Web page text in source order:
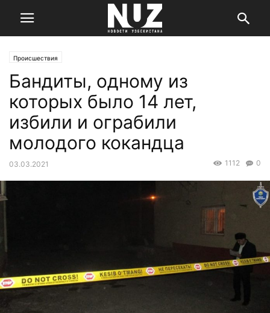
Происшествия
Бандиты, одному из
которых было 14 лет,
избили и ограбили
молодого кокандца
03.03.2021 0
1112